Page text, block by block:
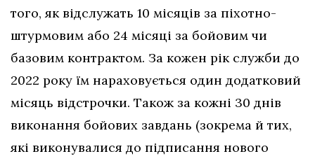
того, як відслужать 10 місяців за піхотно-
штурмовим або 24 місяці за бойовим чи
базовим контрактом. За кожен рік служби до
2022 року їм нараховується один додатковий
місяць відстрочки. Також за кожні 30 днів
виконання бойових завдань (зокрема й тих,
які виконувалися до підписання нового